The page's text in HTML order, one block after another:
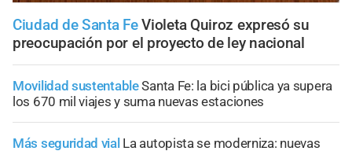
Ciudad de Santa Fe Violeta Quiroz expresó su
preocupación por el proyecto de ley nacional
Movilidad sustentableSanta Fe: la bici pública ya supera
los 670 mil viajes y suma nuevas estaciones
Más seguridad vial La autopista se moderniza: nuevas